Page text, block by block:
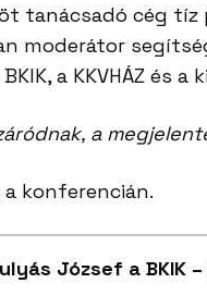
tanácsadó cég
moderátor
a KKVHÁZ és
a
konferencián.
József a BKIK